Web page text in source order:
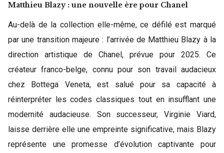
Matthieu Blazy : une nouvelle ère pour Chanel
Au-delà de la collection elle-même, ce défilé est marqué
par une transition majeure : l’arrivée de Matthieu Blazy à la
direction artistique de Chanel, prévue pour 2025. Ce
créateur franco-belge, connu pour son travail audacieux
chez Bottega Veneta, est salué pour sa capacité à
réinterpréter les codes classiques tout en insufflant une
modernité audacieuse. Son successeur, Virginie Viard,
laisse derrière elle une empreinte significative, mais Blazy
représente une promesse d’évolution captivante pour